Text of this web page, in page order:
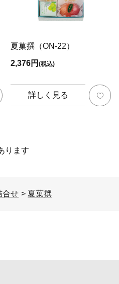
夏菓撰（ON-22）
2,376円(税込)
詳しく見る
ります
合せ > 夏菓撰